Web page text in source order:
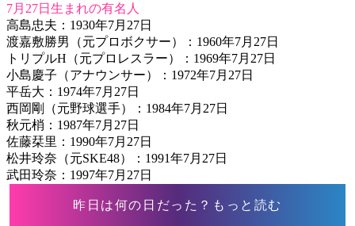
7月27日生まれの有名人
高島忠夫：1930年7月27日
渡嘉敷勝男（元プロボクサー）：1960年7月27日
トリプルH（元プロレスラー）：1969年7月27日
小島慶子（アナウンサー）：1972年7月27日
平岳大：1974年7月27日
西岡剛（元野球選手）：1984年7月27日
秋元梢：1987年7月27日
佐藤栞里：1990年7月27日
松井玲奈（元SKE48）：1991年7月27日
武田玲奈：1997年7月27日
昨日は何の日だった？もっと読む